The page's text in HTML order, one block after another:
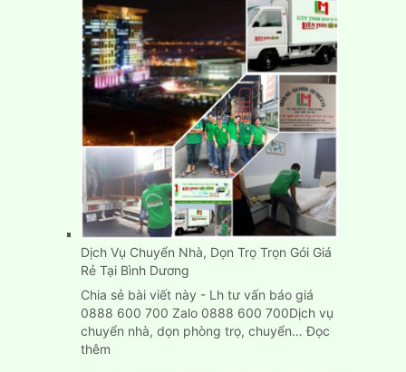
Dịch Vụ Chuyển Nhà, Dọn Trọ Trọn Gói Giá
Rẻ Tại Bình Dương
Chia sẻ bài viết này - Lh tư vấn báo giá
0888 600 700 Zalo 0888 600 700Dịch vụ
chuyển nhà, dọn phòng trọ, chuyển…Đọc
thêm: